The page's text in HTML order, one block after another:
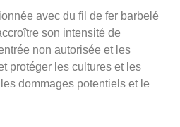
avec du fil de fer barbelé
son intensité de
non autorisée et les
protéger les cultures et les
dommages potentiels et le